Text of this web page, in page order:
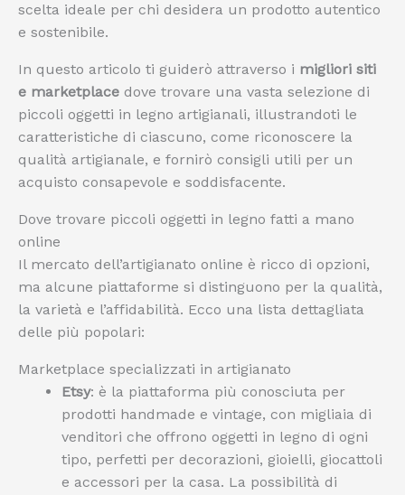
scelta ideale per chi desidera un prodotto autentico
e sostenibile.
In questo articolo ti guiderò attraverso i migliori siti
e marketplace dove trovare una vasta selezione di
piccoli oggetti in legno artigianali, illustrandoti le
caratteristiche di ciascuno, come riconoscere la
qualità artigianale, e fornirò consigli utili per un
acquisto consapevole e soddisfacente.
Dove trovare piccoli oggetti in legno fatti a mano
online
Il mercato dell’artigianato online è ricco di opzioni,
ma alcune piattaforme si distinguono per la qualità,
la varietà e l’affidabilità. Ecco una lista dettagliata
delle più popolari:
Marketplace specializzati in artigianato
Etsy: è la piattaforma più conosciuta per
prodotti handmade e vintage, con migliaia di
venditori che offrono oggetti in legno di ogni
tipo, perfetti per decorazioni, gioielli, giocattoli
e accessori per la casa. La possibilità di